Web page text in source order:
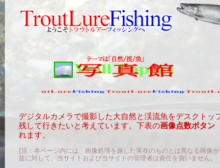
デジタルカメラで撮影した大自然と渓流魚をデスクト
残して行きたいと考えています。下表の画像点数ボタン
れます。
[注：本ページ内には、画像処理を施した実在のものとは異なる画像
益に対して、当サイトおよび当サイトの管理者は責任を負い